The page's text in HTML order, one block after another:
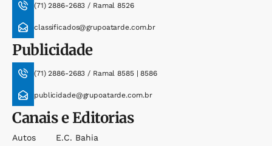
(71) 2886-2683 / Ramal 8526
classificados@grupoatarde.com.br
Publicidade
(71) 2886-2683 / Ramal 8585 | 8586
publicidade@grupoatarde.com.br
Canais e Editorias
Autos
E.c. Bahia